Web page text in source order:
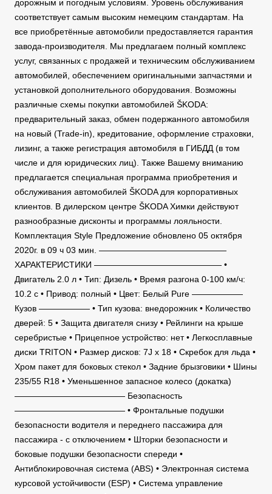
дорожным и погодным условиям. Уровень обслуживания
соответствует самым высоким немецким стандартам. На
все приобретённые автомобили предоставляется гарантия
завода-производителя. Мы предлагаем полный комплекс
услуг, связанных с продажей и техническим обслуживанием
автомобилей, обеспечением оригинальными запчастями и
установкой дополнительного оборудования. Возможны
различные схемы покупки автомобилей ŠKODA:
предварительный заказ, обмен подержанного автомобиля
на новый (Trade-in), кредитование, оформление страховки,
лизинг, а также регистрация автомобиля в ГИБДД (в том
числе и для юридических лиц). Также Вашему вниманию
предлагается специальная программа приобретения и
обслуживания автомобилей ŠKODA для корпоративных
клиентов. В дилерском центре ŠKODA Химки действуют
разнообразные дисконты и программы лояльности.
Комплектация Style Предложение обновлено 05 октября
2020г. в 09 ч 03 мин. ———————————————
ХАРАКТЕРИСТИКИ ——————————————— •
Двигатель 2.0 л • Тип: Дизель • Время разгона 0-100 км/ч:
10.2 c • Привод: полный • Цвет: Белый Pure ——————
Кузов —————— • Тип кузова: внедорожник • Количество
дверей: 5 • Защита двигателя снизу • Рейлинги на крыше
серебристые • Прицепное устройство: нет • Легкосплавные
диски TRITON • Размер дисков: 7J x 18 • Скребок для льда •
Хром пакет для боковых стекол • Задние брызговики • Шины
235/55 R18 • Уменьшенное запасное колесо (докатка)
————————————— Безопасность
————————————— • Фронтальные подушки
безопасности водителя и переднего пассажира для
пассажира - с отключением • Шторки безопасности и
боковые подушки безопасности спереди •
Антиблокировочная система (ABS) • Электронная система
курсовой устойчивости (ESP) • Система управление